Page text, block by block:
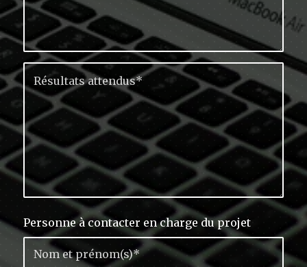
Personne à contacter en charge du projet